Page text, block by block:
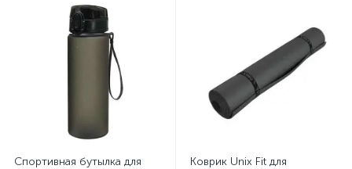
Спортивная бутылка для
Коврик Unix Fit для